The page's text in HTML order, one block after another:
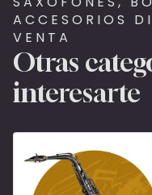
ACCESORIOS
VENTA
Otras
interesarte